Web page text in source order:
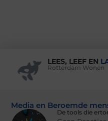
LEES, LEEF EN
Rotterdam Wonen
Media en Beroemde
De tools die